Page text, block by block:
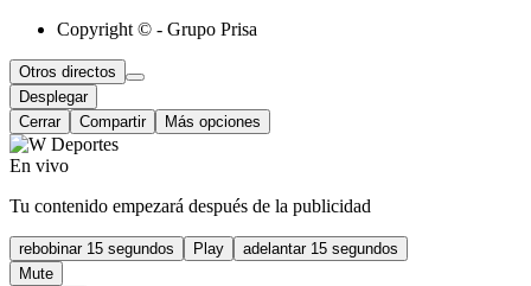
Copyright © - Grupo Prisa
Otros directos
Desplegar
Cerrar
Compartir Más opciones
En vivo
Tu contenido empezará después de la publicidad
rebobinar 15 segundos Play
adelantar 15 segundos
Mute